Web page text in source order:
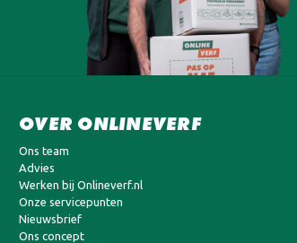
OVER ONLINEVERF
Ons team
Advies
Werken bij Onlineverf.nl
Onze servicepunten
Nieuwsbrief
Ons concept